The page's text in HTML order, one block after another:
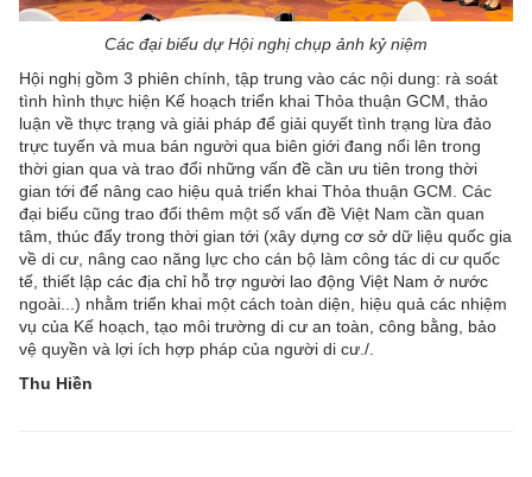
Các đại biểu dự Hội nghị chụp ảnh kỷ niệm
Hội nghị gồm 3 phiên chính, tập trung vào các nội dung: rà soát
tình hình thực hiện Kế hoạch triển khai Thỏa thuận GCM, thảo
luận về thực trạng và giải pháp để giải quyết tình trạng lừa đảo
trực tuyến và mua bán người qua biên giới đang nổi lên trong
thời gian qua và trao đổi những vấn đề cần ưu tiên trong thời
gian tới để nâng cao hiệu quả triển khai Thỏa thuận GCM. Các
đại biểu cũng trao đổi thêm một số vấn đề Việt Nam cần quan
tâm, thúc đẩy trong thời gian tới (xây dựng cơ sở dữ liệu quốc gia
về di cư, nâng cao năng lực cho cán bộ làm công tác di cư quốc
tế, thiết lập các địa chỉ hỗ trợ người lao động Việt Nam ở nước
ngoài...) nhằm triển khai một cách toàn diện, hiệu quả các nhiệm
vụ của Kế hoạch, tạo môi trường di cư an toàn, công bằng, bảo
vệ quyền và lợi ích hợp pháp của người di cư./.
Thu Hiền